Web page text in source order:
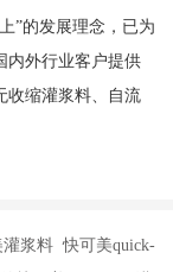
”的发展理念，已为
内外行业客户提供
收缩灌浆料、自流
浆料 快可美quick-